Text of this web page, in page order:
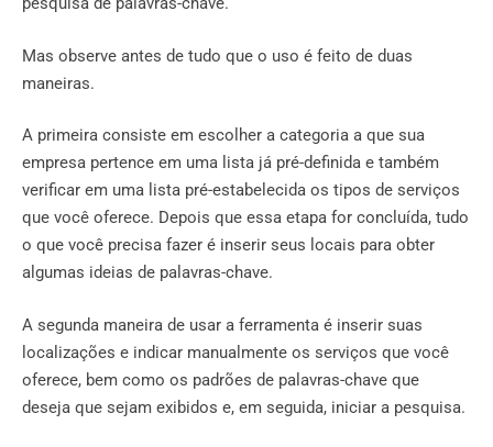
Mas observe antes de tudo que o uso é feito de duas
maneiras.
A primeira consiste em escolher a categoria a que sua
empresa pertence em uma lista já pré-definida e também
verificar em uma lista pré-estabelecida os tipos de serviços
que você oferece. Depois que essa etapa for concluída, tudo
o que você precisa fazer é inserir seus locais para obter
algumas ideias de palavras-chave.
A segunda maneira de usar a ferramenta é inserir suas
localizações e indicar manualmente os serviços que você
oferece, bem como os padrões de palavras-chave que
deseja que sejam exibidos e, em seguida, iniciar a pesquisa.